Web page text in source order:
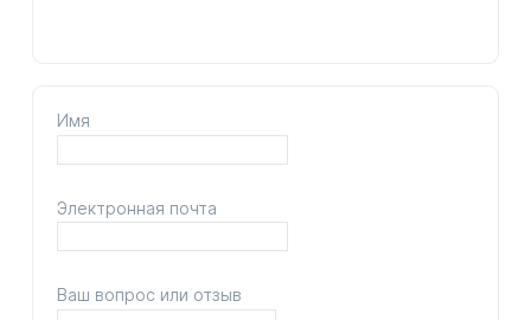
Имя
Электронная почта
Ваш вопрос или отзыв